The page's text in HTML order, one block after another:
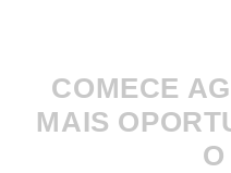
COMECE
MAIS
O